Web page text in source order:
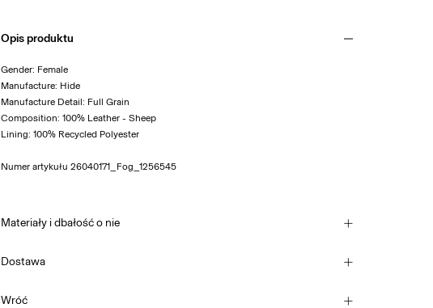
Opis produktu
Gender: Female
Manufacture: Hide
Manufacture Detail: Full Grain
Composition: 100% Leather - Sheep
Lining: 100% Recycled Polyester
Numer artykułu 26040171_Fog_1256545
Materiały i dbałość o nie
Dostawa
Wróć